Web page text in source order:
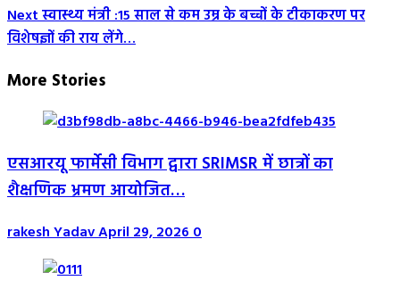
Navigation
Nextस्वास्थ्य मंत्री :15 साल से कम उम्र के बच्चों के टीकाकरण पर
विशेषज्ञों की राय लेंगे…
More Stories
एसआरयू फार्मेसी विभाग द्वारा SRIMSR में छात्रों का
शैक्षणिक भ्रमण आयोजित…
rakesh YadavApril 29, 20260